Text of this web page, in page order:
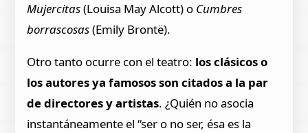
Mujercitas(Louisa May Alcott) o Cumbres
borrascosas(Emily Brontë).
Otro tanto ocurre con el teatro: los clásicos o
los autores ya famosos son citados a la par
de directores y artistas. ¿Quién no asocia
instantáneamente el “ser o no ser, ésa es la